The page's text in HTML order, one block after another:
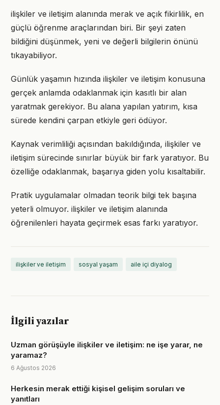
ilişkiler ve iletişim alanında merak ve açık fikirlilik, en
güçlü öğrenme araçlarından biri. Bir şeyi zaten
bildiğini düşünmek, yeni ve değerli bilgilerin önünü
tıkayabiliyor.
Günlük yaşamın hızında ilişkiler ve iletişim konusuna
gerçek anlamda odaklanmak için kasıtlı bir alan
yaratmak gerekiyor. Bu alana yapılan yatırım, kısa
sürede kendini çarpan etkiyle geri ödüyor.
Kaynak verimliliği açısından bakıldığında, ilişkiler ve
iletişim sürecinde sınırlar büyük bir fark yaratıyor. Bu
özelliğe odaklanmak, başarıya giden yolu kısaltabilir.
Pratik uygulamalar olmadan teorik bilgi tek başına
yeterli olmuyor. ilişkiler ve iletişim alanında
öğrenilenleri hayata geçirmek esas farkı yaratıyor.
ilişkiler ve iletişim sosyal yaşam aile içi diyalog
İlgili yazılar
Uzman görüşüyle ilişkiler ve iletişim: ne işe yarar, ne
yaramaz?
6 Ağustos 2026
Herkesin merak ettiği kişisel gelişim soruları ve
yanıtları